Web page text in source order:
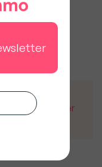
à 12 %.
nous à rester